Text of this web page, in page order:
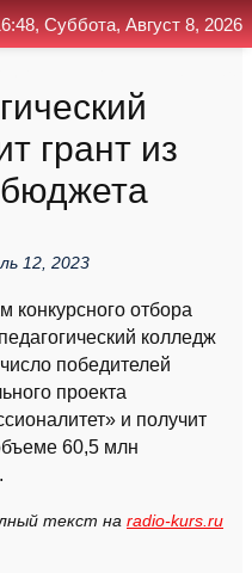
грант из
12, 2023
конкурсного отбора
колледж
победителей
проекта
и получит
60,5 млн
текст на radio-kurs.ru
Суббота, Август 8, 2026